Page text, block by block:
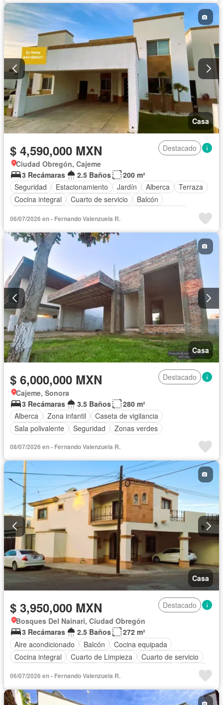
Casa
$ 4,590,000 MXN
Destacado
Ciudad Obregón, Cajeme
3 Recámaras
2.5 Baños
200 m²
Seguridad
Estacionamiento Jardín Alberca
Terraza
Cocina integral
Cuarto de servicio
Balcón
Cuarto de Limpieza
Asador Caseta de vigilancia
06/07/2026 en - Fernando Valenzuela R.
Casa
$ 6,000,000 MXN
Destacado
Cajeme, Sonora
3 Recámaras
3.5 Baños
280 m²
Alberca
Zona infantil
Caseta de vigilancia
Sala polivalente
Seguridad Zonas verdes
08/07/2026 en - Fernando Valenzuela R.
Casa
$ 3,950,000 MXN
Destacado
Bosques Del Nainari, Ciudad Obregón
3 Recámaras
2.5 Baños
272 m²
Aire acondicionado
Balcón
Cocina equipada
Cocina integral
Cuarto de Limpieza
Cuarto de servicio
Terraza
Vista panorámica
Zonas verdes
06/07/2026 en - Fernando Valenzuela R.